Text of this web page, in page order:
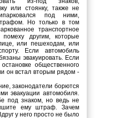
или стоянку, также не
под ними,
Но только в том
транспортное
другим, которые
или пешеходам, или
Если автомобиль
эвакуировать. Если
общественного
он встал вторым рядом -
законодатели борются
эвакуации автомобиля.
под знаком, но ведь не
ему штраф. Зачем
у него просто не было